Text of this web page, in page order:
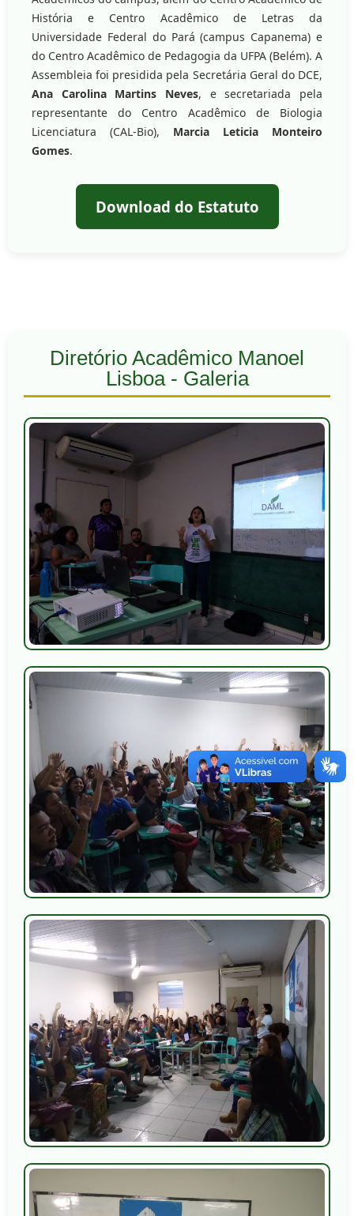
História e Centro Acadêmico de Letras da
Universidade Federal do Pará (campus Capanema) e
do Centro Acadêmico de Pedagogia da UFPA (Belém). A
Assembleia foi presidida pela Secretária Geral do DCE,
Ana Carolina Martins Neves, e secretariada pela
representante do Centro Acadêmico de Biologia
Licenciatura (CAL-Bio), Marcia Leticia Monteiro
Gomes.
Download do Estatuto
Diretório Acadêmico Manoel
Lisboa - Galeria